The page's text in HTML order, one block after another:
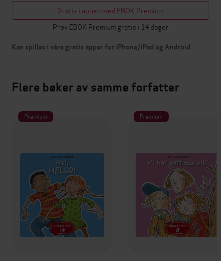
Gratis i appen med EBOK Premium
Prøv EBOK Premium gratis i 14 dager
Kan spilles i våre gratis apper for iPhone/iPad og Android
Flere bøker av samme forfatter
Premium Premium